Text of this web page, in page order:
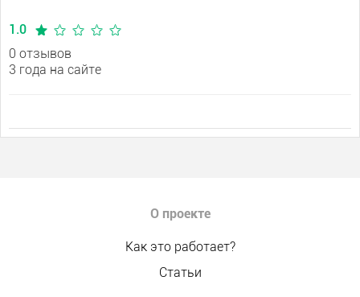
1.0
0 отзывов
3 года на сайте
О проекте
Как это работает?
Статьи